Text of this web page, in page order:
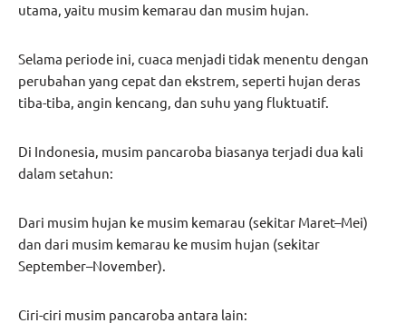
utama, yaitu musim kemarau dan musim hujan.
Selama periode ini, cuaca menjadi tidak menentu dengan
perubahan yang cepat dan ekstrem, seperti hujan deras
tiba-tiba, angin kencang, dan suhu yang fluktuatif.
Di Indonesia, musim pancaroba biasanya terjadi dua kali
dalam setahun:
Dari musim hujan ke musim kemarau (sekitar Maret–Mei)
dan dari musim kemarau ke musim hujan (sekitar
September–November).
Ciri-ciri musim pancaroba antara lain: